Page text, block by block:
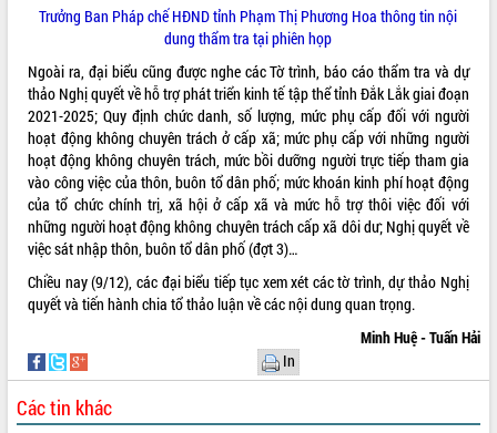
mới
UBND tỉnh họp báo định kỳ tháng 4
năm 2026
Hội thảo khoa học “Giải pháp thúc đẩy
phát triển nền kinh tế xanh tại tỉnh
Đắk Lắk”
Tăng cường giám sát, đôn đốc thực
hiện nhiệm vụ quản lý tài sản công
hàng tuần
Tháo gỡ những vướng mắc, đẩy mạnh
tại Trung tâm Phục vụ hành chính
công tỉnh
thi Sáng tạo Kỹ thuật 2024 - 2025
về phát triển nuôi trồng thủy sản
Trưởng Ban Pháp chế HĐND tỉnh Phạm Thị Phương Hoa thông tin nội
dung thẩm tra tại phiên họp
Ngoài ra, đại biểu cũng được nghe các Tờ trình, báo cáo thẩm tra và dự
thảo Nghị quyết về hỗ trợ phát triển kinh tế tập thể tỉnh Đắk Lắk giai đoạn
2021-2025; Quy định chức danh, số lượng, mức phụ cấp đối với người
hoạt động không chuyên trách ở cấp xã; mức phụ cấp với những người
hoạt động không chuyên trách, mức bồi dưỡng người trực tiếp tham gia
vào công việc của thôn, buôn tổ dân phố; mức khoán kinh phí hoạt động
của tổ chức chính trị, xã hội ở cấp xã và mức hỗ trợ thôi việc đối với
những người hoạt động không chuyên trách cấp xã dôi dư; Nghị quyết về
việc sát nhập thôn, buôn tổ dân phố (đợt 3)…
Chiều nay (9/12), các đại biểu tiếp tục xem xét các tờ trình, dự thảo Nghị
quyết và tiến hành chia tổ thảo luận về các nội dung quan trọng.
Minh Huệ - Tuấn Hải
In
Các tin khác